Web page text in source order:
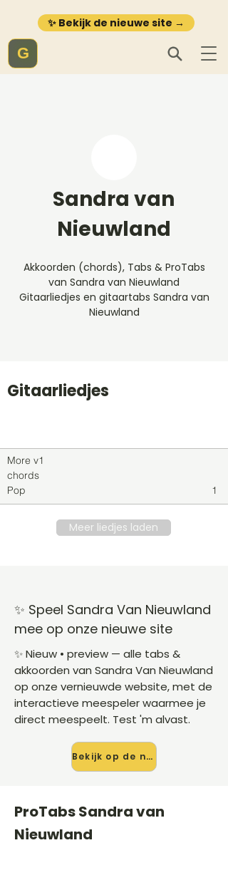
✨ Bekijk de nieuwe site →
G
Sandra van
Nieuwland
Akkoorden (chords), Tabs & ProTabs
van Sandra van Nieuwland
Gitaarliedjes en gitaartabs Sandra van
Nieuwland
Gitaarliedjes
More v1
chords
Pop
1
Meer liedjes laden
✨ Speel Sandra Van Nieuwland
mee op onze nieuwe site
✨ Nieuw • preview — alle tabs &
akkoorden van Sandra Van Nieuwland
op onze vernieuwde website, met de
interactieve meespeler waarmee je
direct meespeelt. Test 'm alvast.
Bekijk op de nieuwe site →
ProTabs Sandra van
Nieuwland